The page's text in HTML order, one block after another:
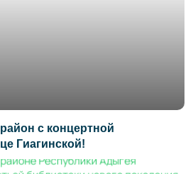
с концертной
Гиагинской!